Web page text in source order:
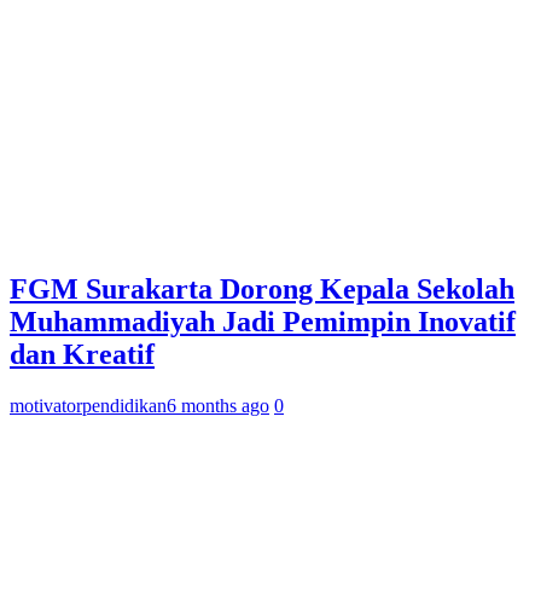
FGM Surakarta Dorong Kepala Sekolah
Muhammadiyah Jadi Pemimpin Inovatif
dan Kreatif
motivatorpendidikan6 months ago 0